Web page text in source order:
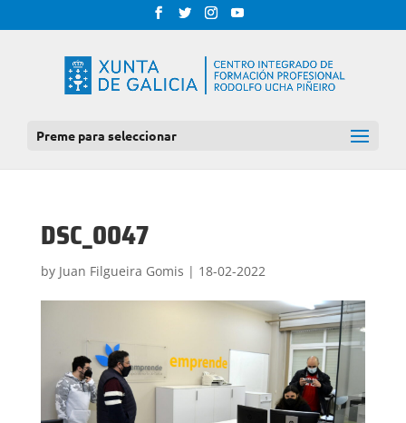
Preme para seleccionar
DSC_0047
by Juan Filgueira Gomis | 18-02-2022